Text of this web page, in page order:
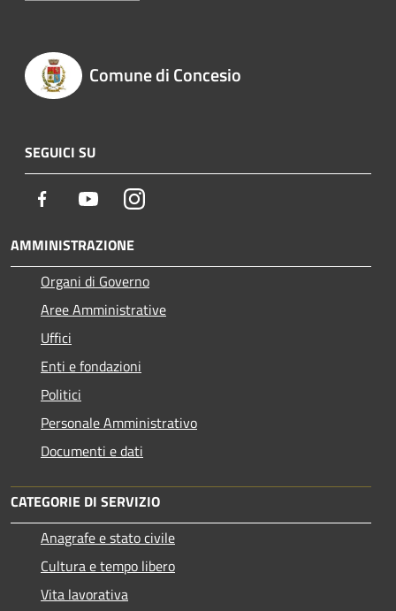
Comune di Concesio
SEGUICI SU
Facebook YoutubeInstagram
AMMINISTRAZIONE
Organi di Governo
Aree Amministrative
Uffici
Enti e fondazioni
Politici
Personale Amministrativo
Documenti e dati
CATEGORIE DI SERVIZIO
Anagrafe e stato civile
Cultura e tempo libero
Vita lavorativa